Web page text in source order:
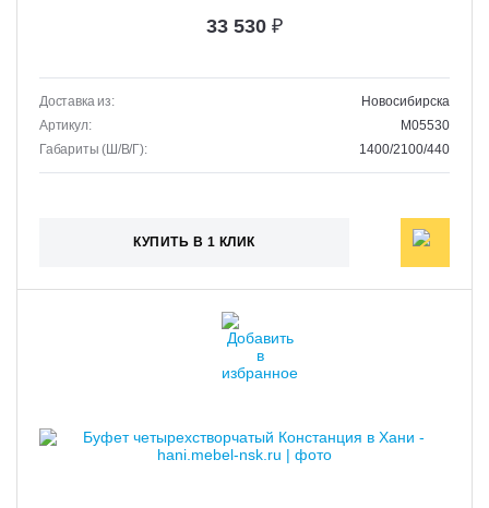
33 530 ₽
Доставка из:
Новосибирска
Артикул:
M05530
Габариты (Ш/В/Г):
1400/2100/440
КУПИТЬ В 1 КЛИК